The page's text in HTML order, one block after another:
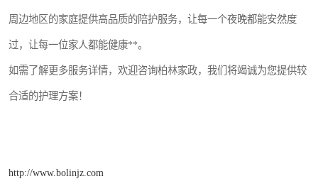
周边地区的家庭提供高品质的陪护服务，让每一个夜晚都能安然度
过，让每一位家人都能健康**。
如需了解更多服务详情，欢迎咨询柏林家政，我们将竭诚为您提供较
合适的护理方案！
http://www.bolinjz.com